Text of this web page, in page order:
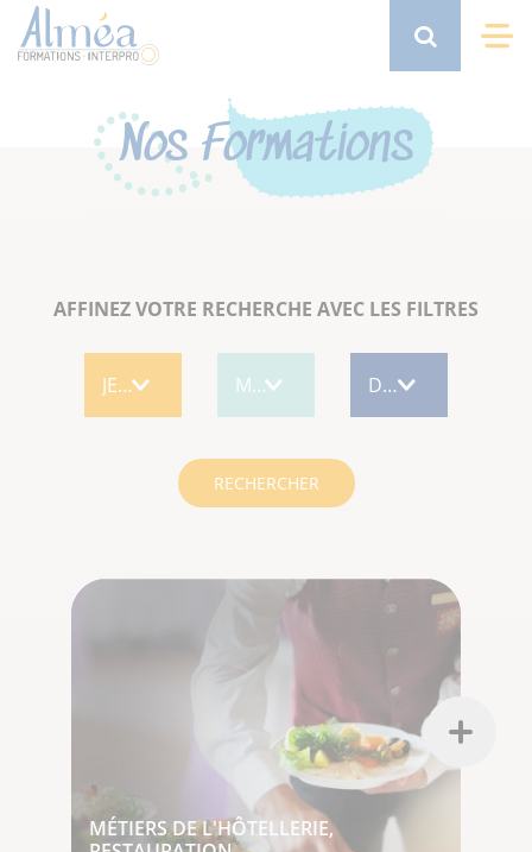
principal
Search
Nos Formations
AFFINEZ VOTRE RECHERCHE AVEC LES FILTRES
RECHERCHER
MÉTIERS DE L'HÔTELLERIE,